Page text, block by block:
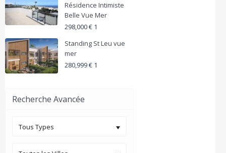
Résidence Intimiste
Belle Vue Mer
298,000 € 1
Standing St Leu vue
mer
280,999 € 1
Recherche Avancée
Tous Types